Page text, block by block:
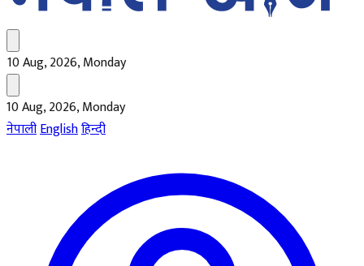
10 Aug, 2026, Monday
10 Aug, 2026, Monday
नेपालीEnglishहिन्दी